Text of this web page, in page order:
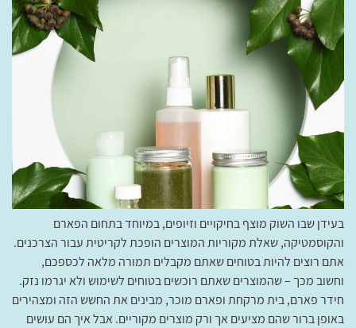
בעידן שבו השוק מוצף בחיקויים וזיופים, במיוחד בתחום הפארם
והקוסמטיקה, שאלת מקוריות המוצרים הופכת לקריטית עבור הצרכנים.
אתם רוצים להיות בטוחים שאתם מקבלים תמורה מלאה לכספכם,
וחשוב מכך – שהמוצרים שאתם רוכשים בטוחים לשימוש ולא יגרמו נזק.
חידר פארם, בית מרקחת ופארם מוכר, מבינים את החשש הזה ומצהירים
באופן ברור שהם מציעים אך ורק מוצרים מקוריים. אבל איך הם עושים